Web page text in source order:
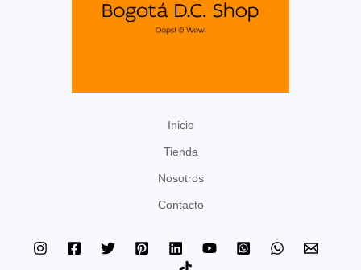
Inicio
Tienda
Nosotros
Contacto